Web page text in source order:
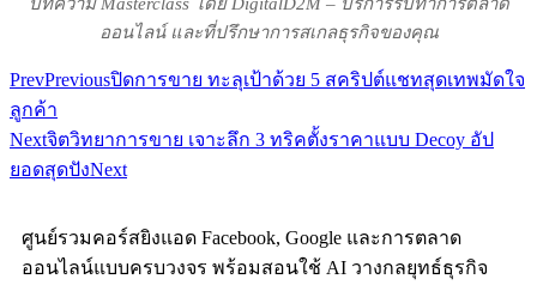
ออนไลน์ และที่ปรึกษาการสเกลธุรกิจของคุณ
PrevPreviousปิดการขาย ทะลุเป้าด้วย 5 สคริปต์แชทสุดเทพมัดใจ
ลูกค้า
Nextจิตวิทยาการขาย เจาะลึก 3 ทริคตั้งราคาแบบ Decoy อัป
ยอดสุดปังNext
ศูนย์รวมคอร์สยิงแอด Facebook, Google และการตลาด
ออนไลน์แบบครบวงจร พร้อมสอนใช้ AI วางกลยุทธ์ธุรกิจ